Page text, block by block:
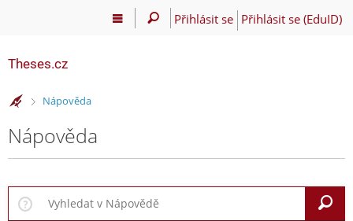
Přihlásit se Přihlásit se (EduID)
Theses.cz
>Nápověda
Nápověda